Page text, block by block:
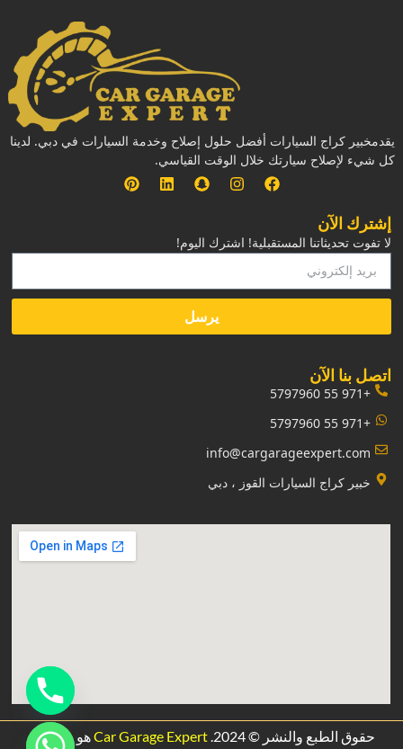
يقدمخبير كراج السيارات أفضل حلول إصلاح وخدمة السيارات في دبي. لدينا
كل شيء لإصلاح سيارتك خلال الوقت القياسي.
إشترك الآن
لا تفوت تحديثاتنا المستقبلية! اشترك اليوم!
يرسل
‏اتصل بنا الآن‏
+971 55 5797960
+971 55 5797960
info@cargarageexpert.com
‏خبير كراج السيارات القوز ، دبي‏
حقوق الطبع والنشر © 2024. Car Garage Expertهو مشروع